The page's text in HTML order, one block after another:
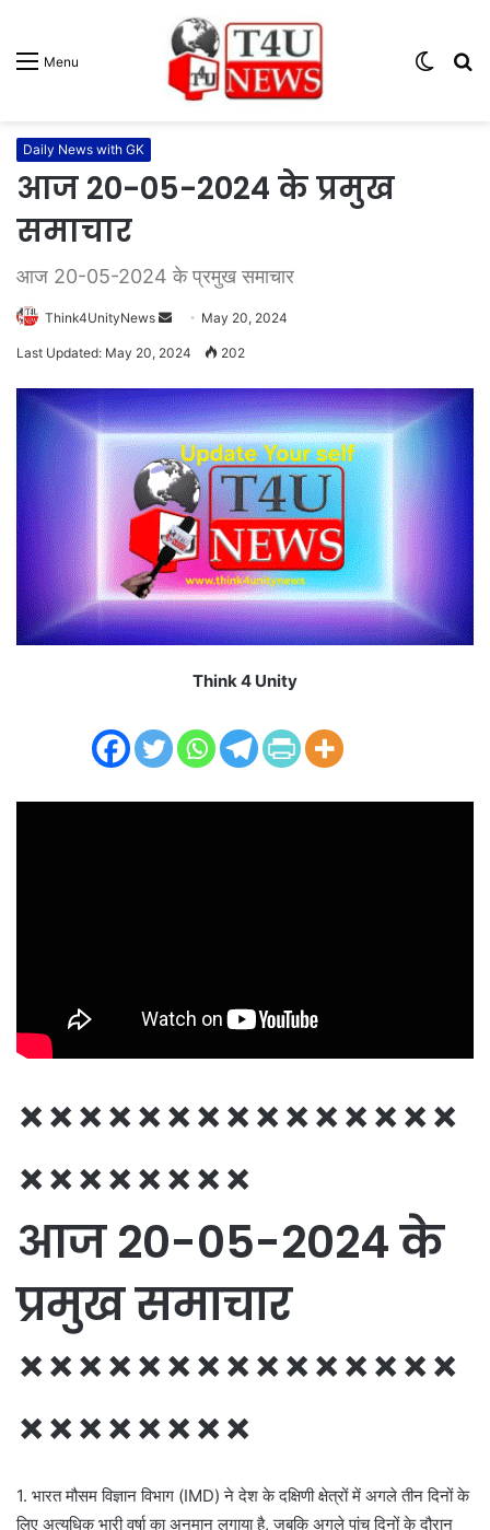
Menu
Switch
Daily News with GK
आज 20-05-2024 के प्रमुख
समाचार
आज 20-05-2024 के प्रमुख समाचार
Think4UnityNews
d
a
n
e
m
a
i
l
May 20, 2024
Last Updated: May 20, 2024 202
Think 4 Unity
×××××××××××××××
××××××××
आज 20-05-2024 के
प्रमुख समाचार
×××××××××××××××
××××××××
1. भारत मौसम विज्ञान विभाग (IMD) ने देश के दक्षिणी क्षेत्रों में अगले तीन दिनों के
लिए अत्यधिक भारी वर्षा का अनुमान लगाया है, जबकि अगले पांच दिनों के दौरान